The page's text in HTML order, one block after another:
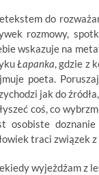
do
rozmowy,
wskazuje na
Łapanka, gdzie z
poeta.
jak do
coś, co
osobiste doznanie
traci związek
wyjeżdżam z